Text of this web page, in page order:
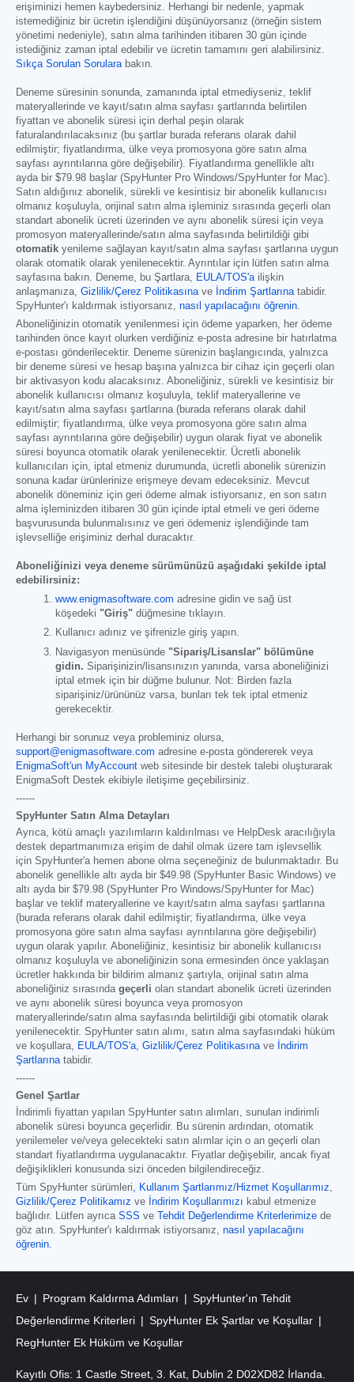
erişiminizi hemen kaybedersiniz. Herhangi bir nedenle, yapmak
istemediğiniz bir ücretin işlendiğini düşünüyorsanız (örneğin sistem
yönetimi nedeniyle), satın alma tarihinden itibaren 30 gün içinde
istediğiniz zaman iptal edebilir ve ücretin tamamını geri alabilirsiniz.
Sıkça Sorulan Sorularabakın.
Deneme süresinin sonunda, zamanında iptal etmediyseniz, teklif
materyallerinde ve kayıt/satın alma sayfası şartlarında belirtilen
fiyattan ve abonelik süresi için derhal peşin olarak
faturalandırılacaksınız (bu şartlar burada referans olarak dahil
edilmiştir; fiyatlandırma, ülke veya promosyona göre satın alma
sayfası ayrıntılarına göre değişebilir). Fiyatlandırma genellikle altı
ayda bir $79.98 başlar (SpyHunter Pro Windows/SpyHunter for Mac).
Satın aldığınız abonelik, sürekli ve kesintisiz bir abonelik kullanıcısı
olmanız koşuluyla, orijinal satın alma işleminiz sırasında geçerli olan
standart abonelik ücreti üzerinden ve aynı abonelik süresi için veya
promosyon materyallerinde/satın alma sayfasında belirtildiği gibi
otomatik yenileme sağlayan kayıt/satın alma sayfası şartlarına uygun
olarak otomatik olarak yenilenecektir. Ayrıntılar için lütfen satın alma
sayfasına bakın. Deneme, bu Şartlara, EULA/TOS'ailişkin
anlaşmanıza, Gizlilik/Çerez Politikasınave İndirim Şartlarınatabidir.
SpyHunter'ı kaldırmak istiyorsanız, nasıl yapılacağını öğrenin.
Aboneliğinizin otomatik yenilenmesi için ödeme yaparken, her ödeme
tarihinden önce kayıt olurken verdiğiniz e-posta adresine bir hatırlatma
e-postası gönderilecektir. Deneme sürenizin başlangıcında, yalnızca
bir deneme süresi ve hesap başına yalnızca bir cihaz için geçerli olan
bir aktivasyon kodu alacaksınız. Aboneliğiniz, sürekli ve kesintisiz bir
abonelik kullanıcısı olmanız koşuluyla, teklif materyallerine ve
kayıt/satın alma sayfası şartlarına (burada referans olarak dahil
edilmiştir; fiyatlandırma, ülke veya promosyona göre satın alma
sayfası ayrıntılarına göre değişebilir) uygun olarak fiyat ve abonelik
süresi boyunca otomatik olarak yenilenecektir. Ücretli abonelik
kullanıcıları için, iptal etmeniz durumunda, ücretli abonelik sürenizin
sonuna kadar ürünlerinize erişmeye devam edeceksiniz. Mevcut
abonelik döneminiz için geri ödeme almak istiyorsanız, en son satın
alma işleminizden itibaren 30 gün içinde iptal etmeli ve geri ödeme
başvurusunda bulunmalısınız ve geri ödemeniz işlendiğinde tam
işlevselliğe erişiminiz derhal duracaktır.
Aboneliğinizi veya deneme sürümünüzü aşağıdaki şekilde iptal
edebilirsiniz:
www.enigmasoftware.com adresine gidin ve sağ üst
köşedeki "Giriş" düğmesine tıklayın.
Kullanıcı adınız ve şifrenizle giriş yapın.
Navigasyon menüsünde "Sipariş/Lisanslar" bölümüne
gidin. Siparişinizin/lisansınızın yanında, varsa aboneliğinizi
iptal etmek için bir düğme bulunur. Not: Birden fazla
siparişiniz/ürününüz varsa, bunları tek tek iptal etmeniz
gerekecektir.
Herhangi bir sorunuz veya probleminiz olursa,
support@enigmasoftware.com adresine e-posta göndererek veya
EnigmaSoft'un MyAccount web sitesinde bir destek talebi oluşturarak
EnigmaSoft Destek ekibiyle iletişime geçebilirsiniz.
------
SpyHunter Satın Alma Detayları
Ayrıca, kötü amaçlı yazılımların kaldırılması ve HelpDesk aracılığıyla
destek departmanımıza erişim de dahil olmak üzere tam işlevsellik
için SpyHunter'a hemen abone olma seçeneğiniz de bulunmaktadır. Bu
abonelik genellikle altı ayda bir $49.98 (SpyHunter Basic Windows) ve
altı ayda bir $79.98 (SpyHunter Pro Windows/SpyHunter for Mac)
başlar ve teklif materyallerine ve kayıt/satın alma sayfası şartlarına
(burada referans olarak dahil edilmiştir; fiyatlandırma, ülke veya
promosyona göre satın alma sayfası ayrıntılarına göre değişebilir)
uygun olarak yapılır. Aboneliğiniz, kesintisiz bir abonelik kullanıcısı
olmanız koşuluyla ve aboneliğinizin sona ermesinden önce yaklaşan
ücretler hakkında bir bildirim almanız şartıyla, orijinal satın alma
aboneliğiniz sırasında geçerli olan standart abonelik ücreti üzerinden
ve aynı abonelik süresi boyunca veya promosyon
materyallerinde/satın alma sayfasında belirtildiği gibi otomatik olarak
yenilenecektir. SpyHunter satın alımı, satın alma sayfasındaki hüküm
ve koşullara,
EULA/TOS'a Gizlilik/Çerez Politikasına ve İndirim
Şartlarına tabidir.
------
Genel Şartlar
İndirimli fiyattan yapılan SpyHunter satın alımları, sunulan indirimli
abonelik süresi boyunca geçerlidir. Bu sürenin ardından, otomatik
yenilemeler ve/veya gelecekteki satın alımlar için o an geçerli olan
standart fiyatlandırma uygulanacaktır. Fiyatlar değişebilir, ancak fiyat
değişiklikleri konusunda sizi önceden bilgilendireceğiz.
Tüm SpyHunter sürümleri
Kullanım Şartlarımız/Hizmet Koşullarımız
Gizlilik/Çerez Politikamız ve İndirim Koşullarımızı kabul etmenize
bağlıdır. Lütfen ayrıca SSS ve Tehdit Değerlendirme Kriterlerimize de
göz atın. SpyHunter'ı kaldırmak istiyorsanız, nasıl yapılacağını
öğrenin
Ev Program Kaldırma Adımları
SpyHunter'ın Tehdit
Değerlendirme Kriterleri
SpyHunter Ek Şartlar ve Koşullar
RegHunter Ek Hüküm ve Koşullar
Kayıtlı Ofis: 1 Castle Street, 3. Kat, Dublin 2 D02XD82 İrlanda.